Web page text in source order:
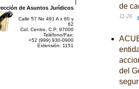
de Asuntos Jurídicos
Calle 57 No 491 A x 60 y
62
Col. Centro, C.P. 97000
Teléfono/Fax:
+52 (999) 930-0900
Extensión: 1151
de
11-26
del